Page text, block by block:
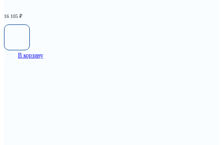
16 105 ₽
В корзину